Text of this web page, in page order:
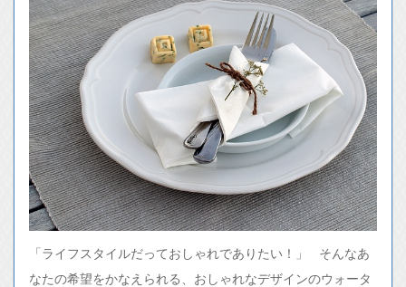
「ライフスタイルだっておしゃれでありたい！」 そんなあ
なたの希望をかなえられる、おしゃれなデザインのウォータ